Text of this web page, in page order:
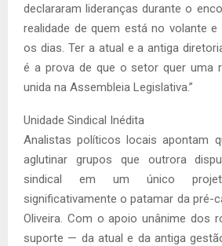
declararam lideranças durante o
realidade de quem está no volante
os dias. Ter a atual e a antiga
é a prova de que o setor quer uma
unida na Assembleia Legislativa.”
Unidade Sindical Inédita
Analistas políticos locais apontam
aglutinar grupos que outrora
sindical em um único
significativamente o patamar da pré-
Oliveira. Com o apoio unânime dos
suporte — da atual e da antiga